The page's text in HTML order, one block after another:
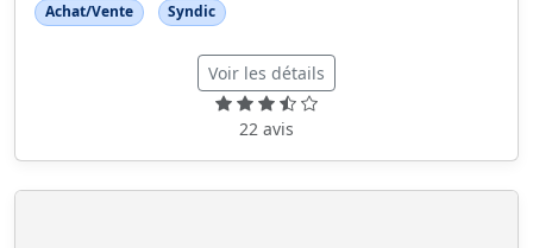
Achat/Vente Syndic
Voir les détails
22 avis